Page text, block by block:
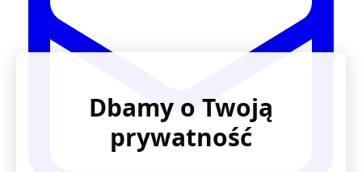
Dbamy o Twoją
prywatność